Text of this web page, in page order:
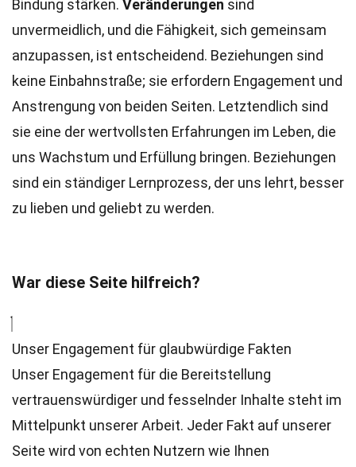
Bindung stärken. Veränderungen sind
unvermeidlich, und die Fähigkeit, sich gemeinsam
anzupassen, ist entscheidend. Beziehungen sind
keine Einbahnstraße; sie erfordern Engagement und
Anstrengung von beiden Seiten. Letztendlich sind
sie eine der wertvollsten Erfahrungen im Leben, die
uns Wachstum und Erfüllung bringen. Beziehungen
sind ein ständiger Lernprozess, der uns lehrt, besser
zu lieben und geliebt zu werden.
War diese Seite hilfreich?
Unser Engagement für glaubwürdige Fakten
Unser Engagement für die Bereitstellung
vertrauenswürdiger und fesselnder Inhalte steht im
Mittelpunkt unserer Arbeit. Jeder Fakt auf unserer
Seite wird von echten Nutzern wie Ihnen